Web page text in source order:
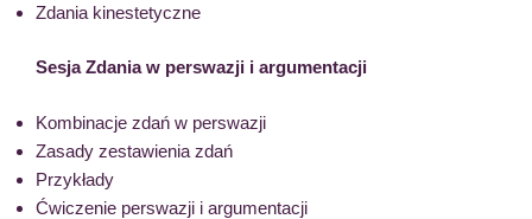
Zdania kinestetyczne
Sesja Zdania w perswazji i argumentacji
Kombinacje zdań w perswazji
Zasady zestawienia zdań
Przykłady
Ćwiczenie perswazji i argumentacji